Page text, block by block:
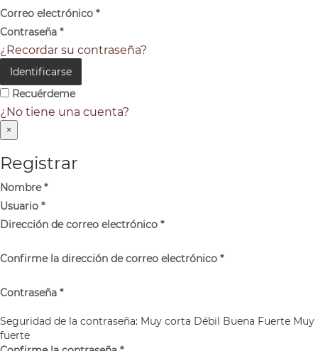
Correo electrónico *
Contraseña *
¿Recordar su contraseña?
Identificarse
Recuérdeme
¿No tiene una cuenta?
×
Registrar
Nombre*
Usuario *
Dirección de correo electrónico *
Confirme la dirección de correo electrónico *
Contraseña *
Seguridad de la contraseña: Muy corta Débil Buena Fuerte Muy
fuerte